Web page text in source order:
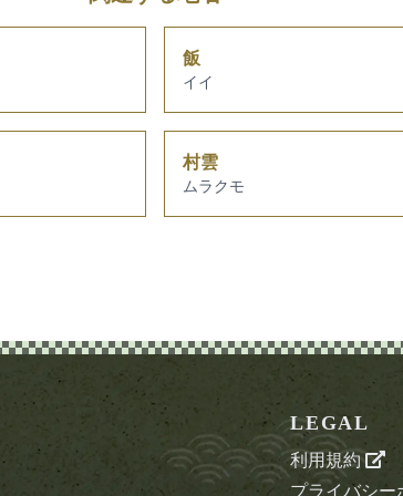
飯
イイ
村雲
ムラクモ
LEGAL
利用規約
プライバシ